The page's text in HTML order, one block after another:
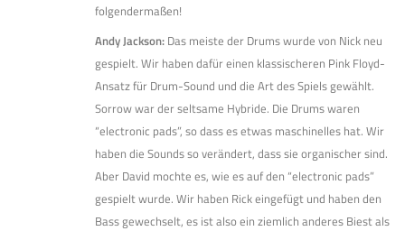
folgendermaßen!
Andy Jackson: Das meiste der Drums wurde von Nick neu
gespielt. Wir haben dafür einen klassischeren Pink Floyd-
Ansatz für Drum-Sound und die Art des Spiels gewählt.
Sorrow war der seltsame Hybride. Die Drums waren
“electronic pads”, so dass es etwas maschinelles hat. Wir
haben die Sounds so verändert, dass sie organischer sind.
Aber David mochte es, wie es auf den “electronic pads”
gespielt wurde. Wir haben Rick eingefügt und haben den
Bass gewechselt, es ist also ein ziemlich anderes Biest als